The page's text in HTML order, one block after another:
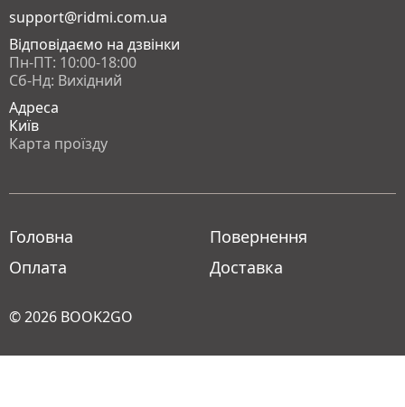
support@ridmi.com.ua
Відповідаємо на дзвінки
Пн-ПТ: 10:00-18:00
Сб-Нд: Вихідний
Адреса
Київ
Карта проїзду
Головна
Оплата
Повернення
Доставка
© 2026 BOOK2GO